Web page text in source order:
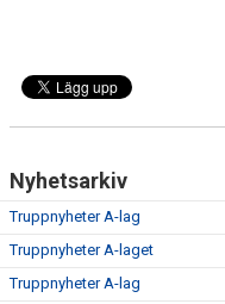
VÅRA LAG
ISSCHEMA
BOKA LOGE OCH MAT
DEN BLÅVITA VÄGEN
Nyhetsarkiv
Truppnyheter A-lag
Truppnyheter A-laget
Truppnyheter A-lag